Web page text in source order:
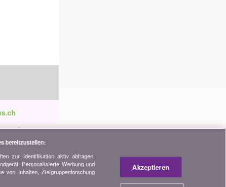
die
bereitzustellen:
zur Identifikation aktiv abfragen.
Personalisierte Werbung und
von Inhalten, Zielgruppenforschung
Akzeptieren